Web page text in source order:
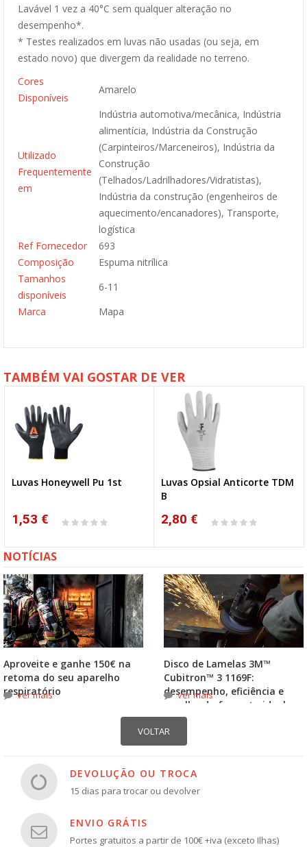
Lavável 1 vez a 40°C sem qualquer alteração no
desempenho*.
* Testes realizados em luvas não usadas (ou seja, em
estado novo) que divergem da realidade no terreno.
Cores
Disponíveis
Amarelo
Utilizado
Frequentemente
em
Indústria automotiva/mecânica, Indústria
alimentícia, Indústria da Construção
(Carpinteiros/Marceneiros), Indústria da
Construção
(Telhados/Ladrilhadores/Vidratistas),
Indústria da construção (engenheiros de
aquecimento/encanadores), Transporte,
logística
Ref Fornecedor
693
Composição
Espuma nitrílica
Tamanhos
disponíveis
6-11
Marca
Mapa
TAMBÉM VAI GOSTAR DE VER
Luvas Honeywell Pu 1st
1,53 €
Luvas Opsial Anticorte TDM
B
2,80 €
NOTÍCIAS
Aproveite e ganhe 150€ na
retoma do seu aparelho
respiratório
ver mais
Disco de Lamelas 3M™
Cubitron™ 3 1169F:
desempenho, eficiência e
escolha do formato ideal
ver mais
DEVOLUÇÃO OU TROCA
15 dias para trocar ou devolver
ENVIO GRÁTIS
Portes gratuitos a partir de 100€ +iva (exceto Ilhas)